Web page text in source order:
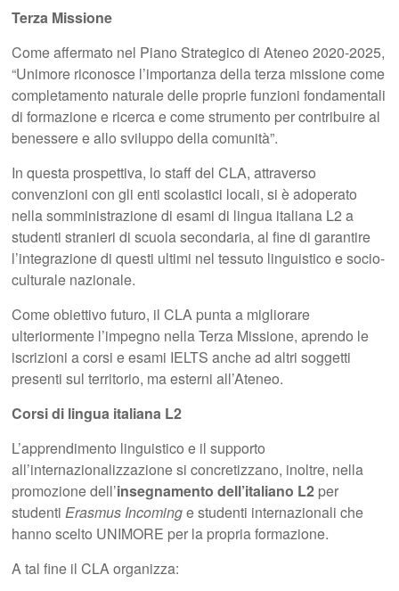
Terza Missione
Come affermato nel Piano Strategico di Ateneo 2020-2025,
“Unimore riconosce l’importanza della terza missione come
completamento naturale delle proprie funzioni fondamentali
di formazione e ricerca e come strumento per contribuire al
benessere e allo sviluppo della comunità”.
In questa prospettiva, lo staff del CLA, attraverso
convenzioni con gli enti scolastici locali, si è adoperato
nella somministrazione di esami di lingua italiana L2 a
studenti stranieri di scuola secondaria, al fine di garantire
l’integrazione di questi ultimi nel tessuto linguistico e socio-
culturale nazionale.
Come obiettivo futuro, il CLA punta a migliorare
ulteriormente l’impegno nella Terza Missione, aprendo le
iscrizioni a corsi e esami IELTS anche ad altri soggetti
presenti sul territorio, ma esterni all’Ateneo.
Corsi di lingua italiana L2
L’apprendimento linguistico e il supporto
all’internazionalizzazione si concretizzano, inoltre, nella
promozione dell’insegnamento dell’italiano L2 per
studentiErasmus Incominge studenti internazionali che
hanno scelto UNIMORE per la propria formazione.
A tal fine il CLA organizza: